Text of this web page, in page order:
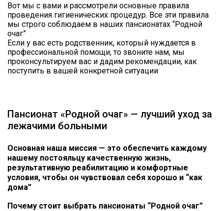
Вот мы с вами и рассмотрели основные правила
проведения гигиенических процедур. Все эти правила
мы строго соблюдаем в наших пансионатах “Родной
очаг”
Если у вас есть родственник, который нуждается в
профессиональной помощи, то звоните нам, мы
проконсультируем вас и дадим рекомендации, как
поступить в вашей конкретной ситуации
Пансионат «Родной очаг» — лучший уход за
лежачими больными
Основная наша миссия — это обеспечить каждому
нашему постояльцу качественную жизнь,
результативную реабилитацию и комфортные
условия, чтобы он чувствовал себя хорошо и “как
дома”
Почему стоит выбрать пансионаты “Родной очаг”